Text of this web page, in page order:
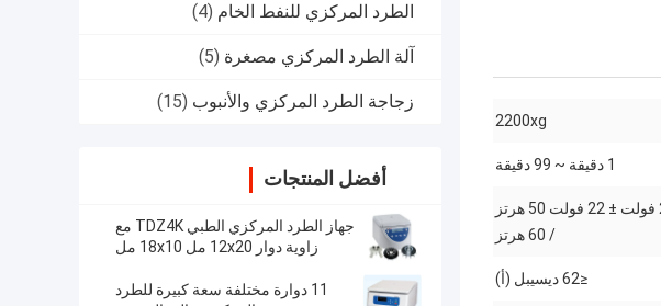
الطرد المركزي للنفط الخام (4)
آلة الطرد المركزي مصغرة (5)
زجاجة الطرد المركزي والأنبوب (15)
أفضل المنتجات
جهاز الطرد المركزي الطبي TDZ4K مع
زاوية دوار 12x20 مل 18x10 مل
11 دوارة مختلفة سعة كبيرة للطرد
2200xg
1 دقيقة ~ 99 دقيقة
تيار متردد 220 فولت ± 22 فولت 50 هرتز
/ 60 هرتز
≤62 ديسيبل (أ)